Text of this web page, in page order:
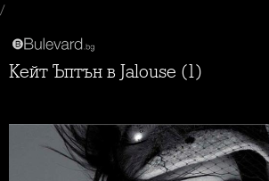
/
Кейт Ъптън в Jalouse (1)